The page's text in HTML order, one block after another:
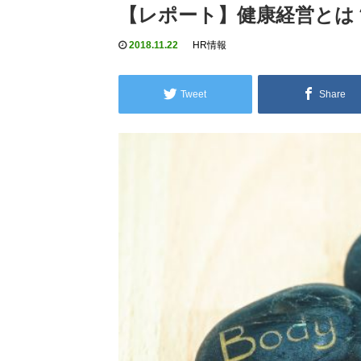
【レポート】健康経営とは
2018.11.22 HR情報
Tweet Share